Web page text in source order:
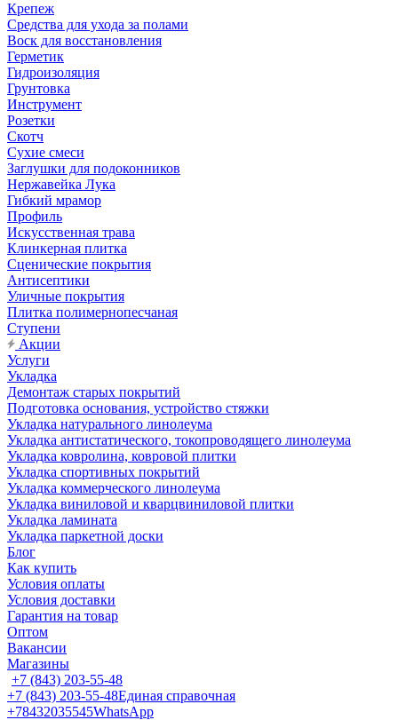
Крепеж
Средства для ухода за полами
Воск для восстановления
Герметик
Гидроизоляция
Грунтовка
Инструмент
Розетки
Скотч
Сухие смеси
Заглушки для подоконников
Нержавейка Лука
Гибкий мрамор
Профиль
Искусственная трава
Клинкерная плитка
Сценические покрытия
Антисептики
Уличные покрытия
Плитка полимернопесчаная
Ступени
Акции
Услуги
Укладка
Демонтаж старых покрытий
Подготовка основания, устройство стяжки
Укладка натурального линолеума
Укладка антистатического, токопроводящего линолеума
Укладка ковролина, ковровой плитки
Укладка спортивных покрытий
Укладка коммерческого линолеума
Укладка виниловой и кварцвиниловой плитки
Укладка ламината
Укладка паркетной доски
Блог
Как купить
Условия оплаты
Условия доставки
Гарантия на товар
Оптом
Вакансии
Магазины
+7 (843) 203-55-48
+7 (843) 203-55-48Единая справочная
+78432035545WhatsApp